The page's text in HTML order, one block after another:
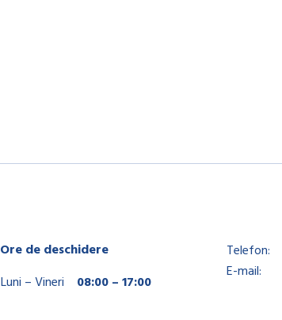
Ore de deschidere
Luni – Vineri
08:00 – 17:00
Telefon:
E-mail: